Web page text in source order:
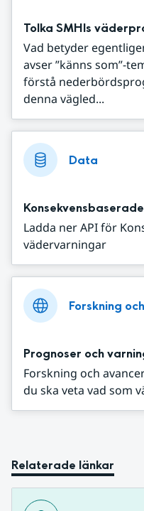
Tolka SMHIs
Vad betyder
avser ”känns som”-
förstå
denna vägled...
Data
Ladda ner API för
vädervarningar
Forskning
Prognoser och
Forskning och
du ska veta vad som
Relaterade länkar